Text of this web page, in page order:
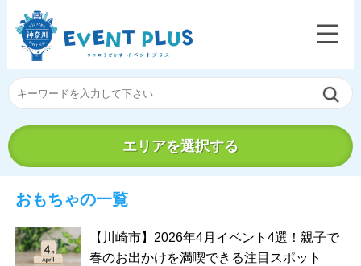
エリアを選択する
おもちゃの一覧
【川崎市】2026年4月イベント4選！親子で
春のお出かけを満喫できる注目スポット